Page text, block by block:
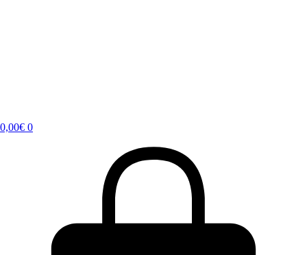
0,00€ 0